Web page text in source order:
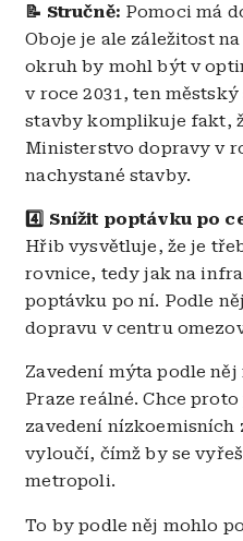
📝 Stručně: Pomoci má
Oboje je ale záležitost
okruh by mohl být v
v roce 2031, ten
stavby komplikuje fakt,
Ministerstvo dopravy v
nachystané stavby.
4️⃣ Snížit poptávku po
Hřib vysvětluje, že je
rovnice, tedy jak na
poptávku po ní. Podle
dopravu v centru
Zavedení mýta podle
Praze reálné. Chce
zavedení nízkoemisních
vyloučí, čímž by se
metropoli.
To by podle něj mohlo